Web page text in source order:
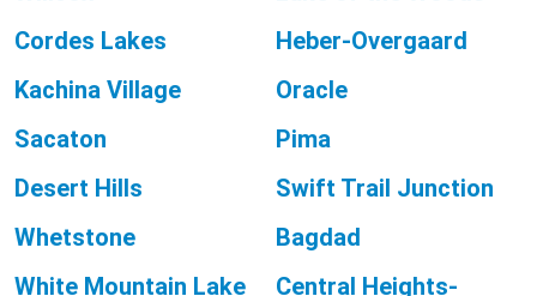
Cordes Lakes
Heber-Overgaard
Kachina Village
Oracle
Sacaton
Pima
Desert Hills
Swift Trail Junction
Whetstone
Bagdad
White Mountain Lake
Central Heights-